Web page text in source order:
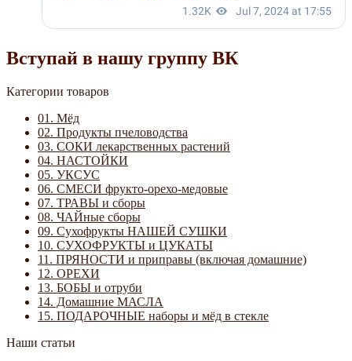
Вступай в нашу группу ВК
Категории товаров
01. Мёд
02. Продукты пчеловодства
03. СОКИ лекарственных растений
04. НАСТОЙКИ
05. УКСУС
06. СМЕСИ фрукто-орехо-медовые
07. ТРАВЫ и сборы
08. ЧАЙные сборы
09. Сухофрукты НАШЕЙ СУШКИ
10. СУХОФРУКТЫ и ЦУКАТЫ
11. ПРЯНОСТИ и приправы (включая домашние)
12. ОРЕХИ
13. БОБЫ и отруби
14. Домашние МАСЛА
15. ПОДАРОЧНЫЕ наборы и мёд в стекле
Наши статьи